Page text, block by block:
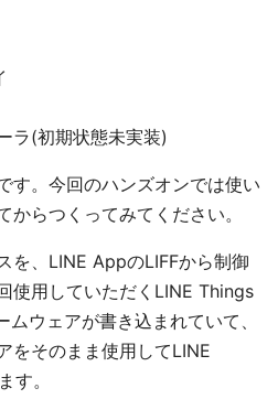
ラ(初期状態未実装)
す。今回のハンズオンでは使い
からつくってみてください。
を、LINE AppのLIFFから制御
使用していただくLINE Things
ウェアが書き込まれていて、
をそのまま使用してLINE
す。